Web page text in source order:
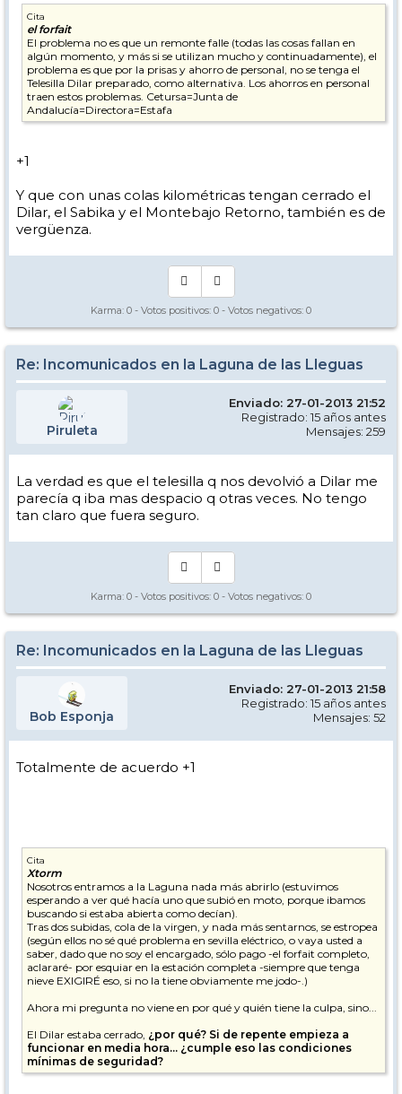
Cita
el forfait
El problema no es que un remonte falle (todas las cosas fallan en
algún momento, y más si se utilizan mucho y continuadamente), el
problema es que por la prisas y ahorro de personal, no se tenga el
Telesilla Dilar preparado, como alternativa. Los ahorros en personal
traen estos problemas. Cetursa=Junta de
Andalucía=Directora=Estafa
+1
Y que con unas colas kilométricas tengan cerrado el
Dilar, el Sabika y el Montebajo Retorno, también es de
vergüenza.
Karma: 0 - Votos positivos: 0 - Votos negativos: 0
Re: Incomunicados en la Laguna de las Lleguas
Piruleta
Enviado: 27-01-2013 21:52
Registrado: 15 años antes
Mensajes: 259
La verdad es que el telesilla q nos devolvió a Dilar me
parecía q iba mas despacio q otras veces. No tengo
tan claro que fuera seguro.
Karma: 0 - Votos positivos: 0 - Votos negativos: 0
Re: Incomunicados en la Laguna de las Lleguas
Bob Esponja
Enviado: 27-01-2013 21:58
Registrado: 15 años antes
Mensajes: 52
Totalmente de acuerdo +1
Cita
Xtorm
Nosotros entramos a la Laguna nada más abrirlo (estuvimos
esperando a ver qué hacía uno que subió en moto, porque ibamos
buscando si estaba abierta como decían).
Tras dos subidas, cola de la virgen, y nada más sentarnos, se estropea
(según ellos no sé qué problema en sevilla eléctrico, o vaya usted a
saber, dado que no soy el encargado, sólo pago -el forfait completo,
aclararé- por esquiar en la estación completa -siempre que tenga
nieve EXIGIRÉ eso, si no la tiene obviamente me jodo-.)
Ahora mi pregunta no viene en por qué y quién tiene la culpa, sino...
El Dilar estaba cerrado, ¿por qué? Si de repente empieza a
funcionar en media hora... ¿cumple eso las condiciones
mínimas de seguridad?